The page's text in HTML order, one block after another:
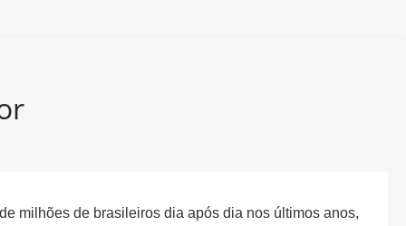
milhões de brasileiros dia após dia nos últimos anos,